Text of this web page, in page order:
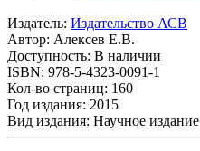
Издатель: Издательство АСВ
Автор: Алексев Е.В.
Доступность: В наличии
ISBN: 978-5-4323-0091-1
Кол-во страниц: 160
Год издания: 2015
Вид издания: Научное издание